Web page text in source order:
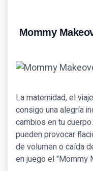
Mommy
La maternidad, el
consigo una alegría
cambios en tu
pueden provocar
de volumen o caída
en juego el "Mommy